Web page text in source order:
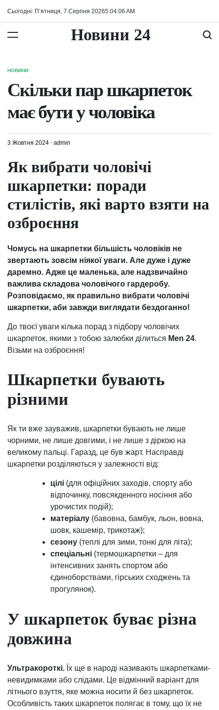
Сьогодні: П’ятниця, 7 Серпня 20265:04:07 AM
Новини 24
ОПУБЛІКУВАТИ
НОВИНИ
Скільки пар шкарпеток
має бути у чоловіка
3 Жовтня 2024 admin
Як вибрати чоловічі
шкарпетки: поради
стилістів, які варто взяти на
озброєння
Чомусь на шкарпетки більшість чоловіків не
звертають зовсім ніякої уваги. Але дуже і дуже
даремно. Адже це маленька, але надзвичайно
важлива складова чоловічого гардеробу.
Розповідаємо, як правильно вибрати чоловічі
шкарпетки, аби завжди виглядати бездоганно!
До твоєї уваги кілька порад з підбору чоловічих
шкарпеток, якими з тобою залюбки ділиться Men 24.
Візьми на озброєння!
Шкарпетки бувають
різними
Як ти вже зауважив, шкарпетки бувають не лише
чорними, не лише довгими, і не лише з діркою на
великому пальці. Гаразд, це був жарт. Насправді
шкарпетки розділяються у залежності від:
цілі (для офіційних заходів, спорту або
відпочинку, повсякденного носіння або
урочистих подій);
матеріалу (бавовна, бамбук, льон, вовна,
шовк, кашемір, трикотаж);
сезону (теплі для зими, тонкі для літа);
спеціальні (термошкарпетки – для
інтенсивних занять спортом або
єдиноборствами, гірських сходжень та
прогулянок).
У шкарпеток буває різна
довжина
Ультракороткі. Їх ще в народі називають шкарпетками-
невидимками або слідами. Це відмінний варіант для
літнього взуття, яке можна носити й без шкарпеток.
Особливість таких шкарпеток полягає в тому, що їх не